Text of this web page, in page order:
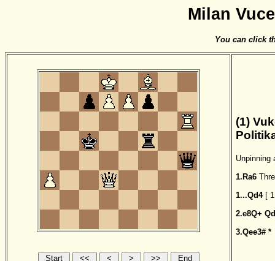
Milan
You can click
(1)
Unpinning
1.Ra6
1...Qd4 [
2.e8Q+
3.Qee3# *